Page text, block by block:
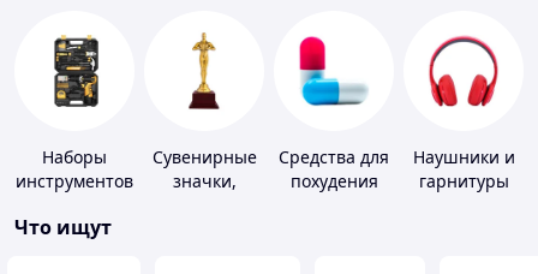
Наборы
инструментов
Сувенирные
значки,
Средства для
похудения
Наушники и
гарнитуры
Что ищут